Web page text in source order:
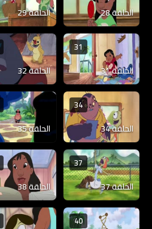
الحلقة 28 الحلقة 29
31
الحلقة 31 الحلقة 32
34
الحلقة 34 الحلقة 35
37
الحلقة 37 الحلقة 38
40